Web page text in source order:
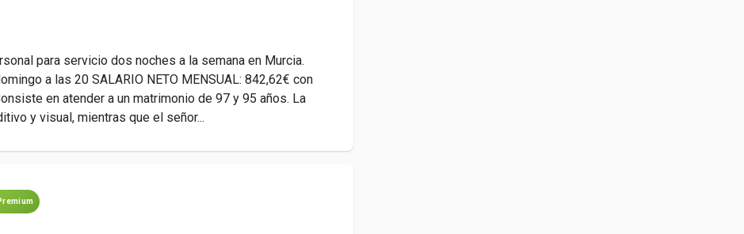
para servicio dos noches a la semana en Murcia.
a las 20 SALARIO NETO MENSUAL: 842,62€ con
en atender a un matrimonio de 97 y 95 años. La
y visual, mientras que el señor...